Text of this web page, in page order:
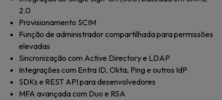
2.0
Provisionamento SCIM
Função de administrador compartilhada para permissões
elevadas
Sincronização com Active Directory e LDAP
Integrações com Entra ID, Okta, Ping e outros IdP
SDKs e REST API para desenvolvedores
MFA avançada com Duo e RSA